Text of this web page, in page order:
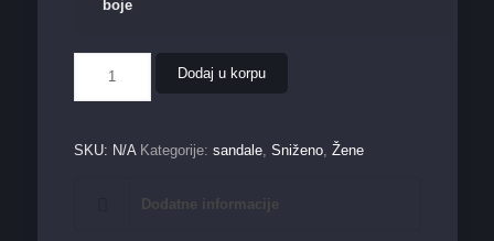
boje
sandala
LS06713
Dodaj u korpu
SKU: N/A Kategorije: sandale, Sniženo, Žene
Dodatne informacije